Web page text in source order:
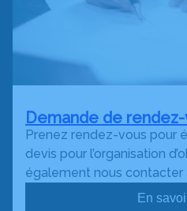
Demande de
Prenez rendez-vous pour
devis pour l’organisation
également nous contacter
En